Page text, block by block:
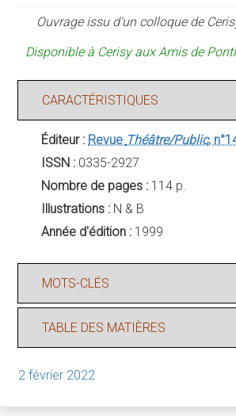
Ouvrage issu d'un colloque de
Disponible à Cerisy aux Amis de
CARACTÉRISTIQUES
Éditeur : Revue Théâtre/Public,
ISSN : 0335-2927
Nombre de pages : 114 p.
Illustrations : N & B
Année d'édition : 1999
MOTS-CLÉS
TABLE DES MATIÈRES
2 février 2022